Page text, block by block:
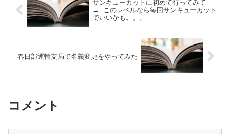
サンキューカットに初めて行ってみて
→ このレベルなら毎回サンキューカット
でいいかも。。。
春日部運輸支局で名義変更をやってみた
コメント